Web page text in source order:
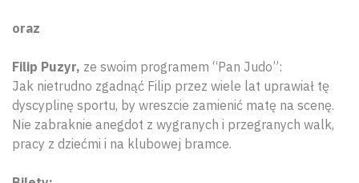
oraz
Filip Puzyr, ze swoim programem “Pan Judo”:
Jak nietrudno zgadnąć Filip przez wiele lat uprawiał tę
dyscyplinę sportu, by wreszcie zamienić matę na scenę.
Nie zabraknie anegdot z wygranych i przegranych walk,
pracy z dziećmi i na klubowej bramce.